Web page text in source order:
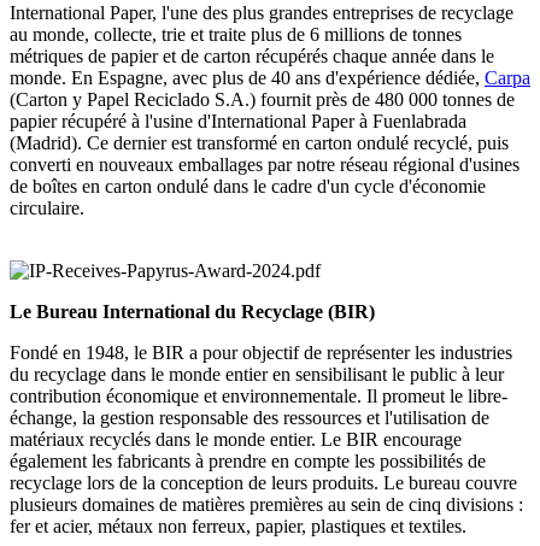
International Paper, l'une des plus grandes entreprises de recyclage
au monde, collecte, trie et traite plus de 6 millions de tonnes
métriques de papier et de carton récupérés chaque année dans le
monde. En Espagne, avec plus de 40 ans d'expérience dédiée, Carpa
(Carton y Papel Reciclado S.A.) fournit près de 480 000 tonnes de
papier récupéré à l'usine d'International Paper à Fuenlabrada
(Madrid). Ce dernier est transformé en carton ondulé recyclé, puis
converti en nouveaux emballages par notre réseau régional d'usines
de boîtes en carton ondulé dans le cadre d'un cycle d'économie
circulaire.
Le Bureau International du Recyclage (BIR)
Fondé en 1948, le BIR a pour objectif de représenter les industries
du recyclage dans le monde entier en sensibilisant le public à leur
contribution économique et environnementale. Il promeut le libre-
échange, la gestion responsable des ressources et l'utilisation de
matériaux recyclés dans le monde entier. Le BIR encourage
également les fabricants à prendre en compte les possibilités de
recyclage lors de la conception de leurs produits. Le bureau couvre
plusieurs domaines de matières premières au sein de cinq divisions :
fer et acier, métaux non ferreux, papier, plastiques et textiles.